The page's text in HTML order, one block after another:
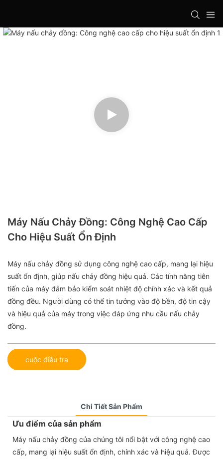
Máy Nấu Chảy Đồng: Công Nghệ Cao Cấp
Cho Hiệu Suất Ổn Định
Máy nấu chảy đồng sử dụng công nghệ cao cấp, mang lại hiệu
suất ổn định, giúp nấu chảy đồng hiệu quả. Các tính năng tiên
tiến của máy đảm bảo kiểm soát nhiệt độ chính xác và kết quả
đồng đều. Người dùng có thể tin tưởng vào độ bền, độ tin cậy
và hiệu quả của máy trong việc đáp ứng nhu cầu nấu chảy
đồng.
cuộc điều tra
Chi Tiết Sản Phẩm
Ưu điểm của sản phẩm
Máy nấu chảy đồng của chúng tôi nổi bật với công nghệ cao
cấp, mang lại hiệu suất ổn định, chính xác và hiệu quả. Được